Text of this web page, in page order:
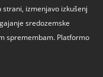
izmenjavo izkušenj
sredozemske
spremembam. Platformo